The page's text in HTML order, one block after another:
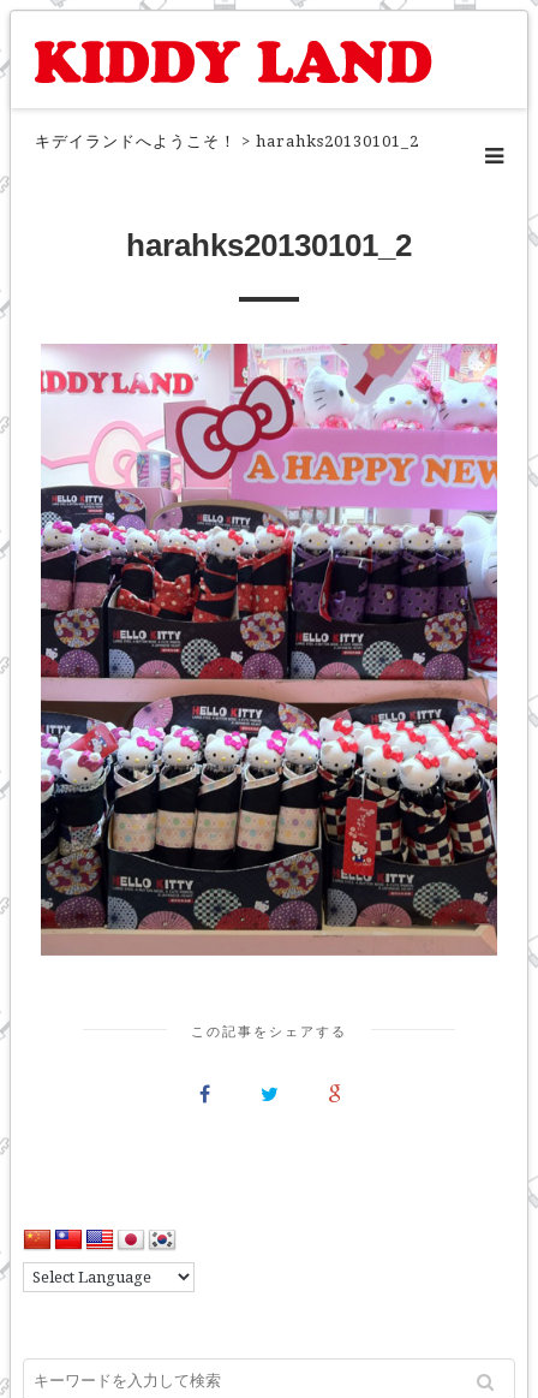
キデイランドへようこそ！ > harahks20130101_2
harahks20130101_2
この記事をシェアする